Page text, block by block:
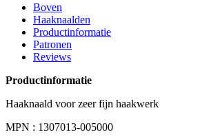
Boven
Haaknaalden
Productinformatie
Patronen
Reviews
Productinformatie
Haaknaald voor zeer fijn haakwerk
MPN : 1307013-005000